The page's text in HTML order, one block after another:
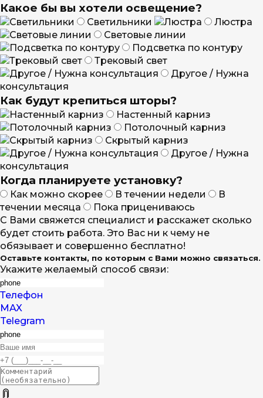
Какое бы вы хотели освещение?
Светильники
Люстра
Световые линии
Подсветка по контуру
Трековый свет
Другое / Нужна
консультация
Как будут крепиться шторы?
Настенный карниз
Потолочный карниз
Скрытый карниз
Другое / Нужна
консультация
Когда планируете установку?
Как можно скорее В течении недели
В
течении месяца
Пока прицениваюсь
С Вами свяжется специалист и расскажет сколько
будет стоить работа. Это Вас ни к чему не
обязывает и совершенно бесплатно!
Оставьте контакты, по которым с Вами можно связаться.
Укажите желаемый способ связи:
Телефон
MAX
Telegram